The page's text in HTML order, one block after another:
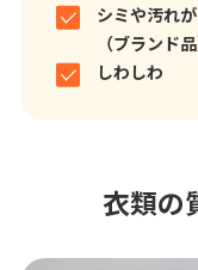
シミや汚れ
（ブランド品
しわしわ
衣類の